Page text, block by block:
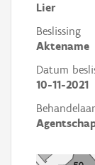
Lier
Beslissing
Aktename
Datum
10-11-2021
Behandelaar